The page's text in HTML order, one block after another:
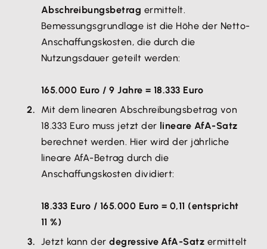
Abschreibungsbetrag ermittelt.
Bemessungsgrundlage ist die Höhe der Netto-
Anschaffungskosten, die durch die
Nutzungsdauer geteilt werden:
165.000 Euro / 9 Jahre = 18.333 Euro
Mit dem linearen Abschreibungsbetrag von
18.333 Euro muss jetzt der lineare AfA-Satz
berechnet werden. Hier wird der jährliche
lineare AfA-Betrag durch die
Anschaffungskosten dividiert:
18.333 Euro / 165.000 Euro = 0,11 (entspricht
11 %)
Jetzt kann derdegressive AfA-Satz ermittelt